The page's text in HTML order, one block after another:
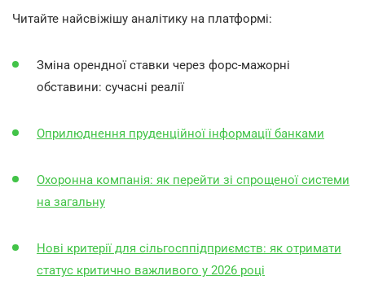
Читайте найсвіжішу аналітику на платформі:
Зміна орендної ставки через форс-мажорні
обставини: сучасні реалії
Оприлюднення пруденційної інформації банками
Охоронна компанія: як перейти зі спрощеної системи
на загальну
Нові критерії для сільгосппідприємств: як отримати
статус критично важливого у 2026 році